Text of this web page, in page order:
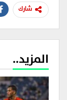
شارك
المزيد..